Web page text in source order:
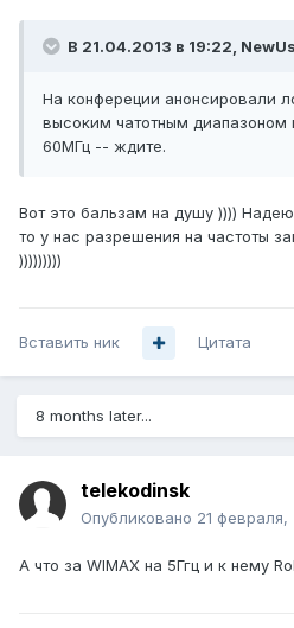
В 21.04.2013 в 19:22,
На конфереции анонсировали
высоким чатотным диапазоном
60МГц -- ждите.
Вот это бальзам на душу ))))
то у нас разрешения на частоты
)))))))))
Вставить ник Цитата
8 months later...
telekodinsk
Опубликовано 21 февраля,
А что за WIMAX на 5Ггц и к нему